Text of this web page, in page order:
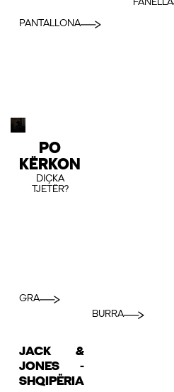
PANTALLONA
FANELLA
PO
KËRKON
DIÇKA
TJETËR?
GRA
BURRA
JACK &
JONES -
SHQIPËRIA